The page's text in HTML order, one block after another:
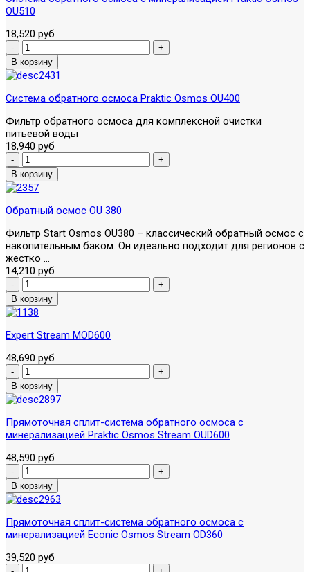
OU510
18,520 руб
Система обратного осмоса Praktic Osmos OU400
Фильтр обратного осмоса для комплексной очистки
питьевой воды
18,940 руб
Обратный осмос OU 380
Фильтр Start Osmos OU380 – классический обратный осмос с
накопительным баком. Он идеально подходит для регионов с
жестко ...
14,210 руб
Expert Stream MOD600
48,690 руб
Прямоточная сплит-система обратного осмоса с
минерализацией Praktic Osmos Stream OUD600
48,590 руб
Прямоточная сплит-система обратного осмоса с
минерализацией Econic Osmos Stream OD360
39,520 руб